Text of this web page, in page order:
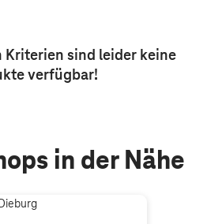
Kriterien sind leider keine
verfügbar!
in der Nähe